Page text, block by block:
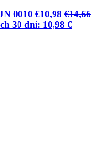
0010 €10,98 €14,66
30 dní: 10,98 €